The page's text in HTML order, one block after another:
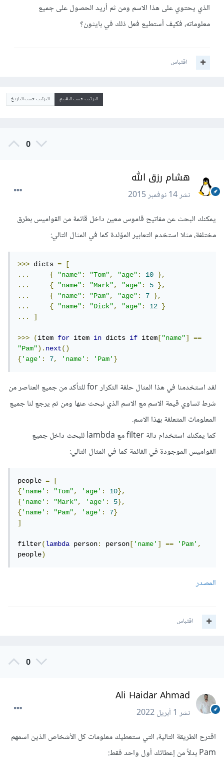
الذي يحتوي على هذا الاسم ومن ثم أريد الحصول على جميع
معلوماته، فكيف أستطيع فعل ذلك في بايثون؟
اقتباس
الترتيب حسب التقييم الترتيب حسب التاريخ
0
هشام رزق الله
نشر14 نوفمبر 2015
يمكنك البحث عن مفاتيح قاموس معين داخل قائمة من القواميس بطرق
مختلفة، مثلا استخدم التعابير الموّلدة كما في المثال التالي:
>>> dicts =
[
...
{ "name": "Tom", "age": 10
},
...
{ "name": "Mark", "age": 5
},
...
{ "name": "Pam", "age": 7
},
...
{ "name": "Dick", "age": 12
}
...
]
>>> (item for item in dicts if item ["name"]
==
"Pam").next()
{'age': 7, 'name': 'Pam'}
لقد استخدمنا في هذا المثال حلقة التكرار for للتأكد من جميع العناصر من
شرط تساوي قيمة الاسم مع الاسم الذي نبحث عنها ومن ثم يرجع لنا جميع
المعلومات المتعلقة بهذا الاسم.
كما يمكنك استخدام دالة filter مع lambda للبحث داخل جميع
القواميس الموجودة في القائمة كما في المثال التالي:
people =
[
{'name': "Tom", 'age': 10},
{'name': "Mark", 'age': 5},
{'name': "Pam", 'age': 7}
]
filter(lambda person: person ['name'] == 'Pam',
people)
المصدر
اقتباس
0
Ali Haidar Ahmad
نشر1 أبريل 2022
اقترح الطريقة التالية، التي ستعطيك معلومات كل الأشخاص الذين اسمهم
Pam بدلاً من إعطائك أول واحد فقط: